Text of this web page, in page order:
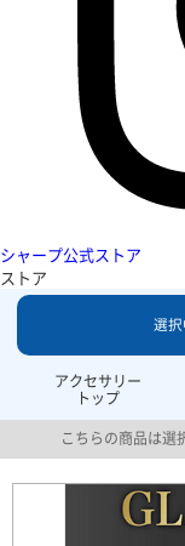
シャープ公式ストア
ストア
アクセサリー
トップ
選択
こちらの商品は選